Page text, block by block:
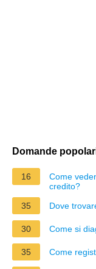
Domande
16
Come
credito?
35
Dove
30 Come si
35 Come